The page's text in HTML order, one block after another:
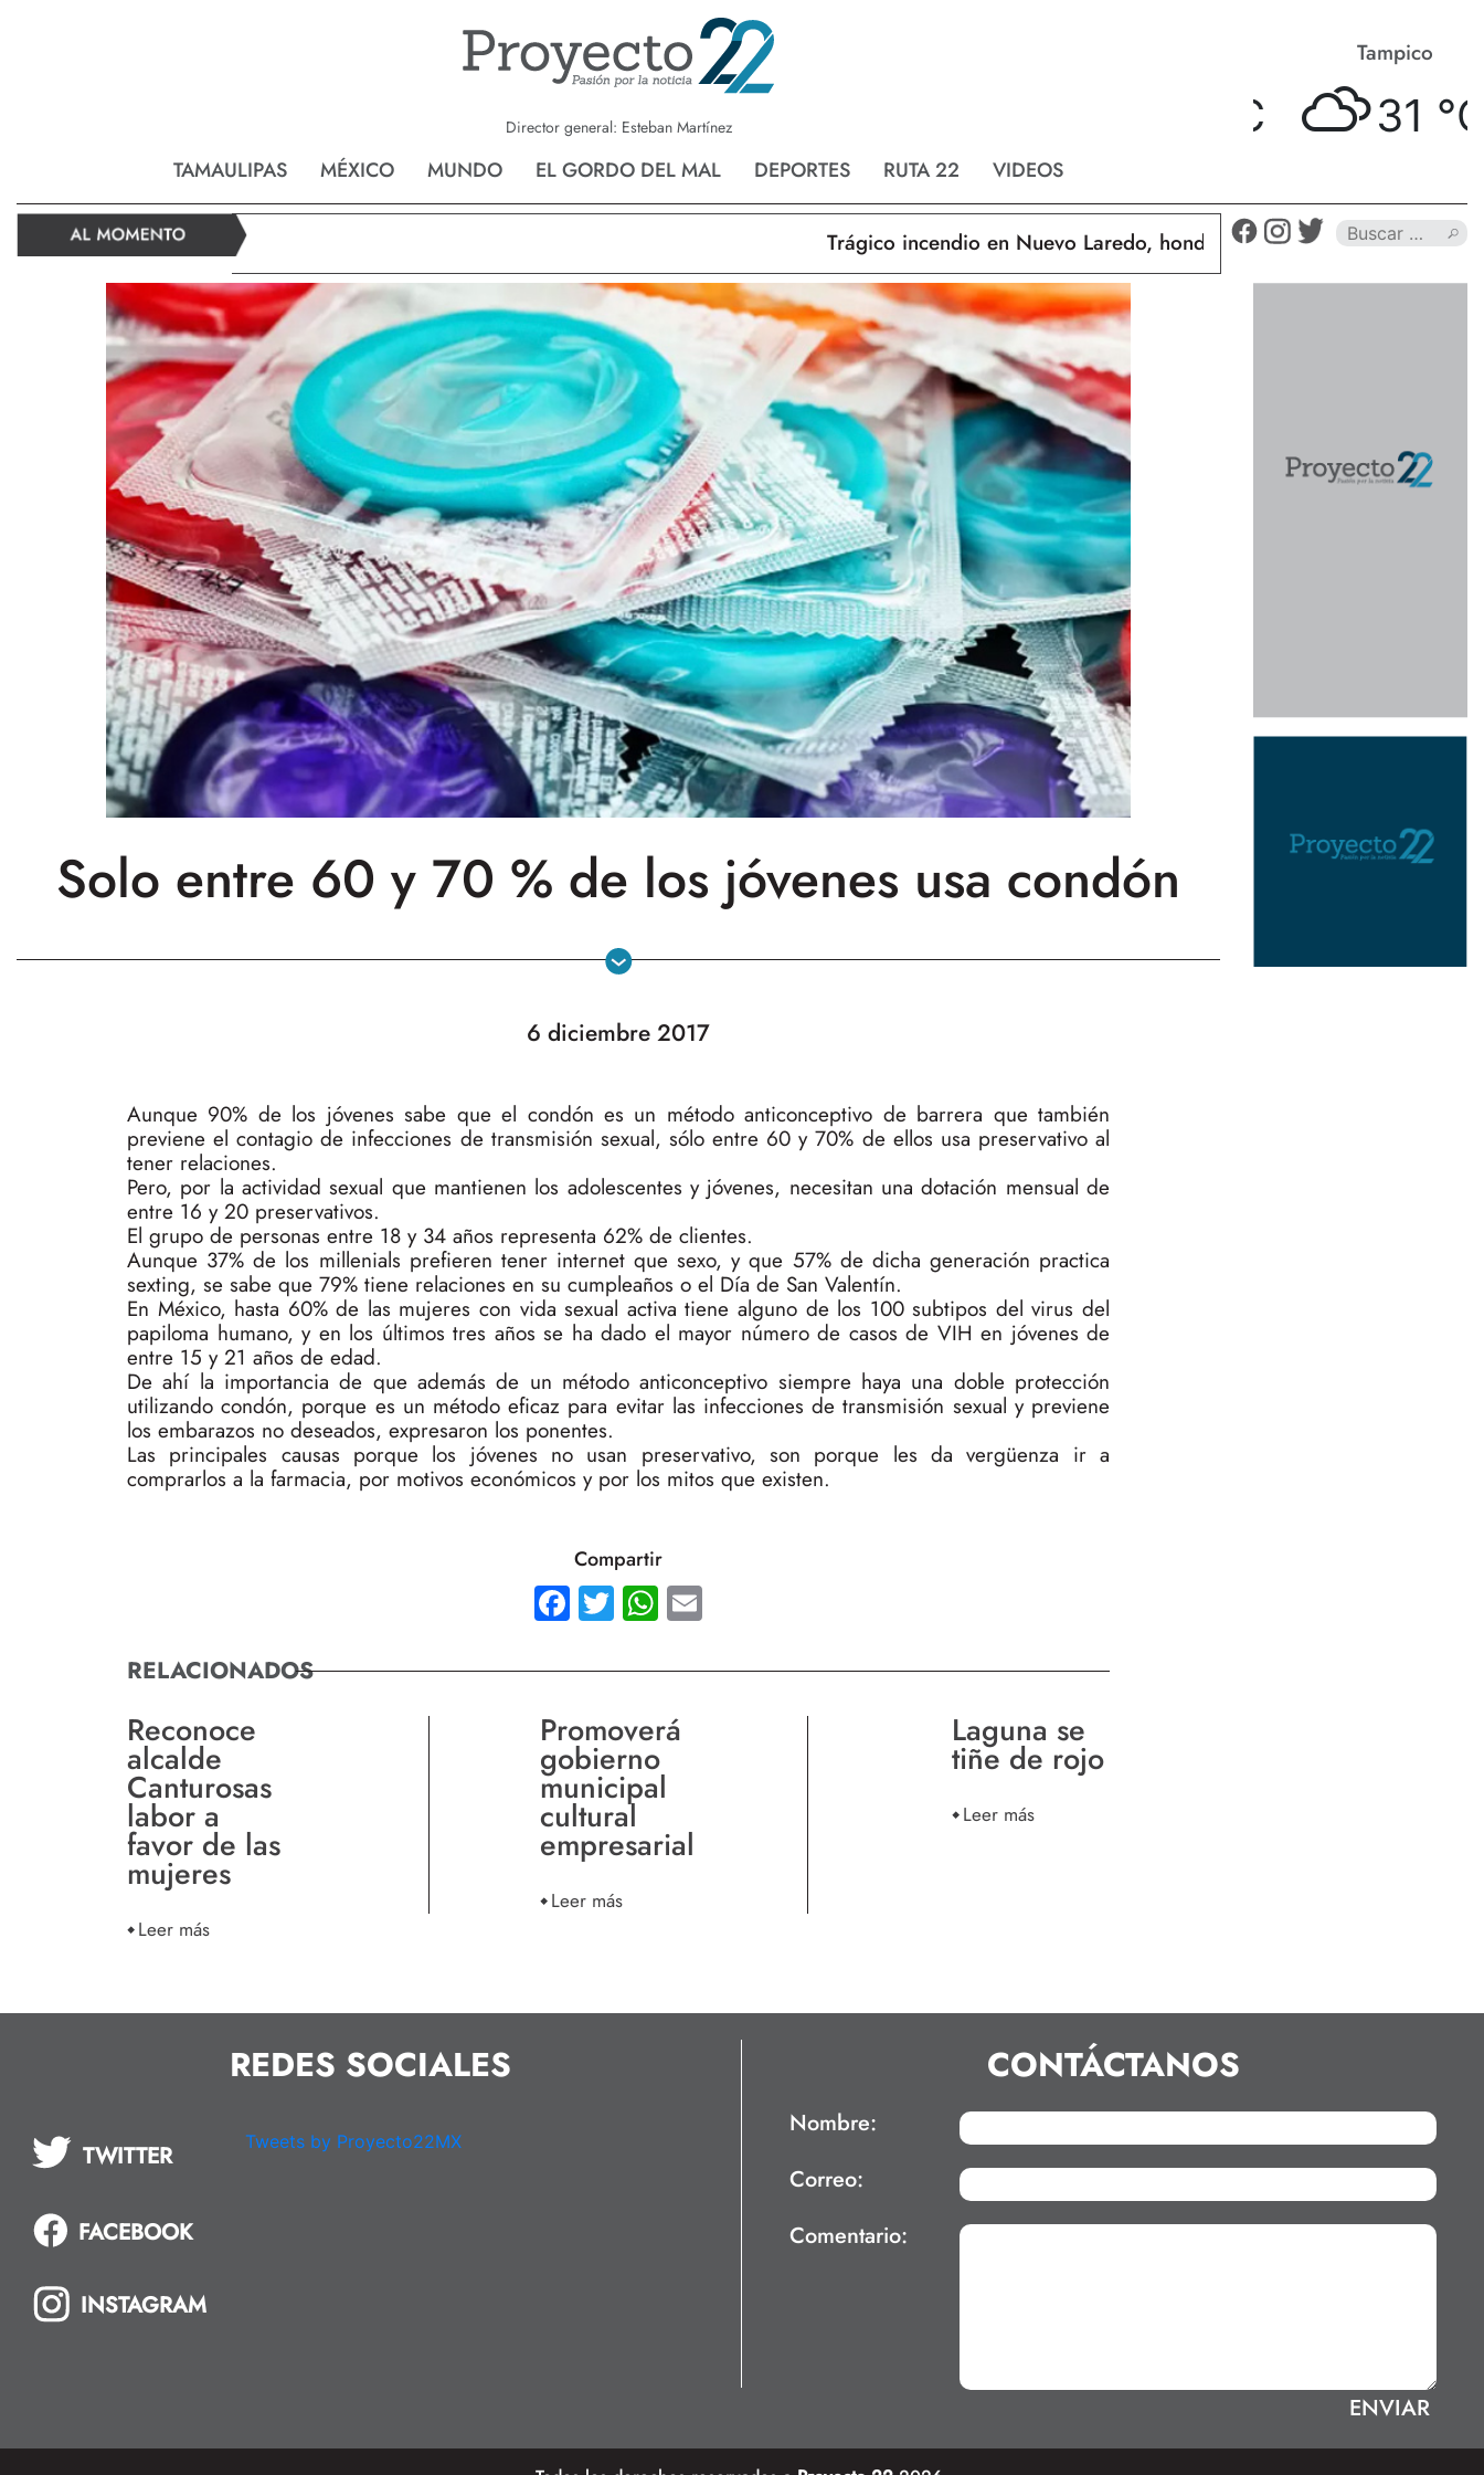
Director general: Esteban Martínez
TAMAULIPAS MÉXICO MUNDO EL GORDO DEL MAL DEPORTES RUTA 22 VIDEOS
Reynosa Nvo. Laredo Tampico
31 ° C
Trágico incendio en Nuevo Laredo, hondureño muere calcinado
Solo entre 60 y 70 % de los jóvenes usa condón
6 diciembre 2017
Aunque 90% de los jóvenes sabe que el condón es un método anticonceptivo de barrera que también
previene el contagio de infecciones de transmisión sexual, sólo entre 60 y 70% de ellos usa preservativo al
tener relaciones.
Pero, por la actividad sexual que mantienen los adolescentes y jóvenes, necesitan una dotación mensual de
entre 16 y 20 preservativos.
El grupo de personas entre 18 y 34 años representa 62% de clientes.
Aunque 37% de los millenials prefieren tener internet que sexo, y que 57% de dicha generación practica
sexting, se sabe que 79% tiene relaciones en su cumpleaños o el Día de San Valentín.
En México, hasta 60% de las mujeres con vida sexual activa tiene alguno de los 100 subtipos del virus del
papiloma humano, y en los últimos tres años se ha dado el mayor número de casos de VIH en jóvenes de
entre 15 y 21 años de edad.
De ahí la importancia de que además de un método anticonceptivo siempre haya una doble protección
utilizando condón, porque es un método eficaz para evitar las infecciones de transmisión sexual y previene
los embarazos no deseados, expresaron los ponentes.
Las principales causas porque los jóvenes no usan preservativo, son porque les da vergüenza ir a
comprarlos a la farmacia, por motivos económicos y por los mitos que existen.
Compartir
Facebook
TwitterWhatsApp
RELACIONADOS
Reconoce
alcalde
Canturosas
labor a
favor de las
mujeres
Leer más
Promoverá
gobierno
municipal
cultural
empresarial
Leer más
Laguna se
tiñe de rojo
Leer más
REDES SOCIALES
TWITTER
FACEBOOK
INSTAGRAM
Tweets by Proyecto22MX
CONTÁCTANOS
Nombre:
Correo:
Comentario: